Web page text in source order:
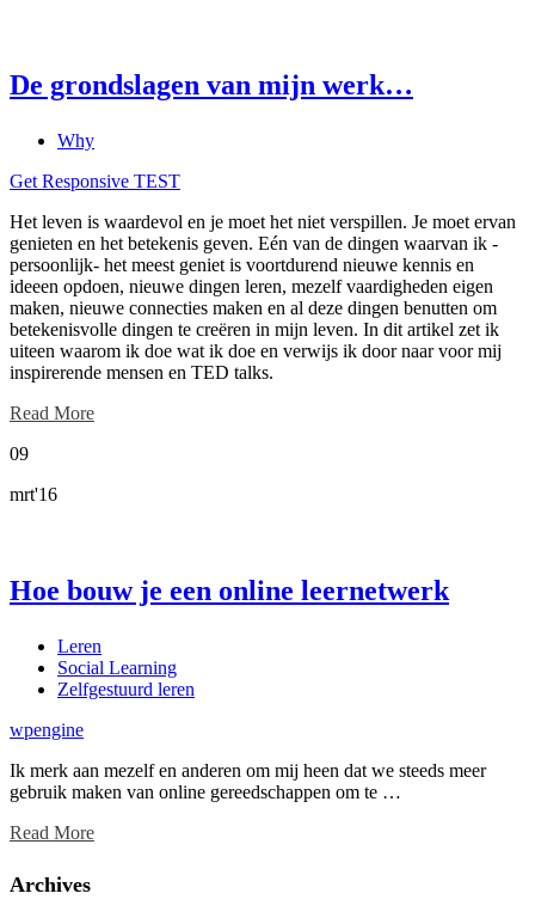
De grondslagen van mijn werk…
Why
Get Responsive TEST
Het leven is waardevol en je moet het niet verspillen. Je moet ervan
genieten en het betekenis geven. Eén van de dingen waarvan ik -
persoonlijk- het meest geniet is voortdurend nieuwe kennis en
ideeen opdoen, nieuwe dingen leren, mezelf vaardigheden eigen
maken, nieuwe connecties maken en al deze dingen benutten om
betekenisvolle dingen te creëren in mijn leven. In dit artikel zet ik
uiteen waarom ik doe wat ik doe en verwijs ik door naar voor mij
inspirerende mensen en TED talks.
Read More
09
mrt'16
Hoe bouw je een online leernetwerk
Leren
Social Learning
Zelfgestuurd leren
wpengine
Ik merk aan mezelf en anderen om mij heen dat we steeds meer
gebruik maken van online gereedschappen om te …
Read More
Archives